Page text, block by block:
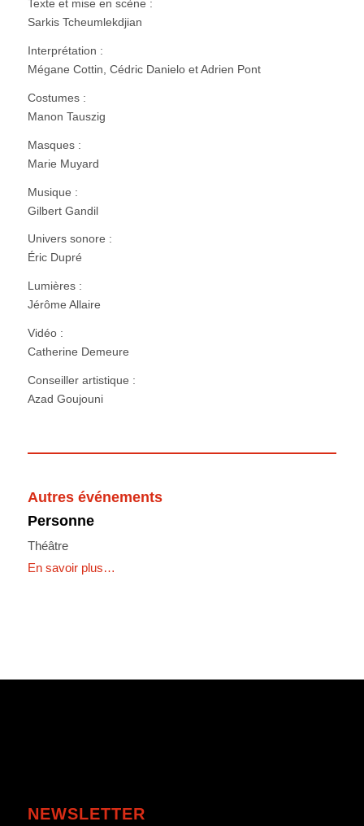
Texte et mise en scène :
Sarkis Tcheumlekdjian
Interprétation :
Mégane Cottin, Cédric Danielo et Adrien Pont
Costumes :
Manon Tauszig
Masques :
Marie Muyard
Musique :
Gilbert Gandil
Univers sonore :
Éric Dupré
Lumières :
Jérôme Allaire
Vidéo :
Catherine Demeure
Conseiller artistique :
Azad Goujouni
Autres événements
Personne
Théâtre
En savoir plus…
NEWSLETTER